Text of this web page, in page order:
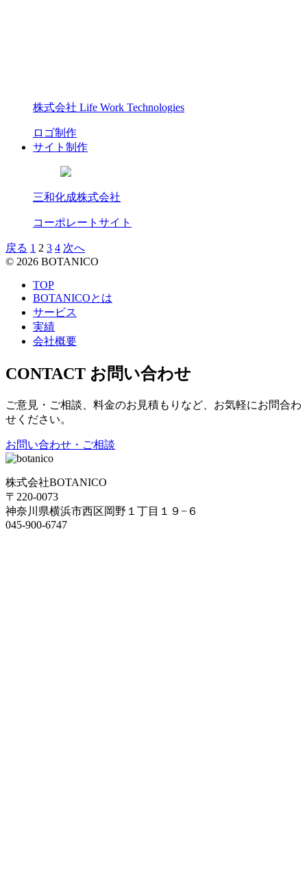
株式会社 Life Work Technologies
ロゴ制作
サイト制作
三和化成株式会社
コーポレートサイト
戻る 1 2 3 4 次へ
© 2026 BOTANICO
TOP
BOTANICOとは
サービス
実績
会社概要
CONTACT お問い合わせ
ご意見・ご相談、料金のお見積もりなど、お気軽にお問合わ
せください。
お問い合わせ・ご相談
株式会社BOTANICO
〒220-0073
神奈川県横浜市西区岡野１丁目１９−６
045-900-6747